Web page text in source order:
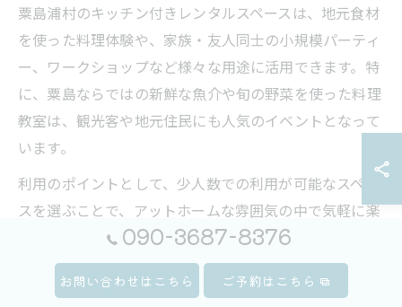
粟島浦村のキッチン付きレンタルスペースは、地元食材
を使った料理体験や、家族・友人同士の小規模パーティ
ー、ワークショップなど様々な用途に活用できます。特
に、粟島ならではの新鮮な魚介や旬の野菜を使った料理
教室は、観光客や地元住民にも人気のイベントとなって
います。
利用のポイントとして、少人数での利用が可能なスペー
スを選ぶことで、アットホームな雰囲気の中で気軽に楽
しめます。また、調理器具や食器が揃っているか、冷蔵
庫やオーブンの有無など、イベント内容に合った設備の
確認も重要です。レンタルキッチンを活用した地元住民
090-3687-8376
お問い合わせはこちら ご予約はこちら